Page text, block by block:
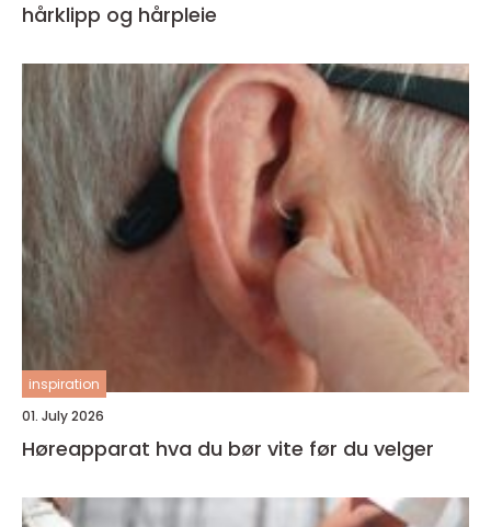
hårklipp og hårpleie
inspiration
01. July 2026
Høreapparat hva du bør vite før du velger